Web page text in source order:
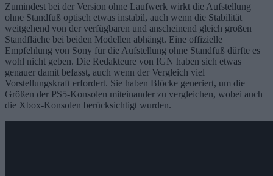
Zumindest bei der Version ohne Laufwerk wirkt die Aufstellung
ohne Standfuß optisch etwas instabil, auch wenn die Stabilität
weitgehend von der verfügbaren und anscheinend gleich großen
Standfläche bei beiden Modellen abhängt. Eine offizielle
Empfehlung von Sony für die Aufstellung ohne Standfuß dürfte es
wohl nicht geben. Die Redakteure von IGN haben sich etwas
genauer damit befasst, auch wenn der Vergleich viel
Vorstellungskraft erfordert. Sie haben Blöcke generiert, um die
Größen der PS5-Konsolen miteinander zu vergleichen, wobei auch
die Xbox-Konsolen berücksichtigt wurden.